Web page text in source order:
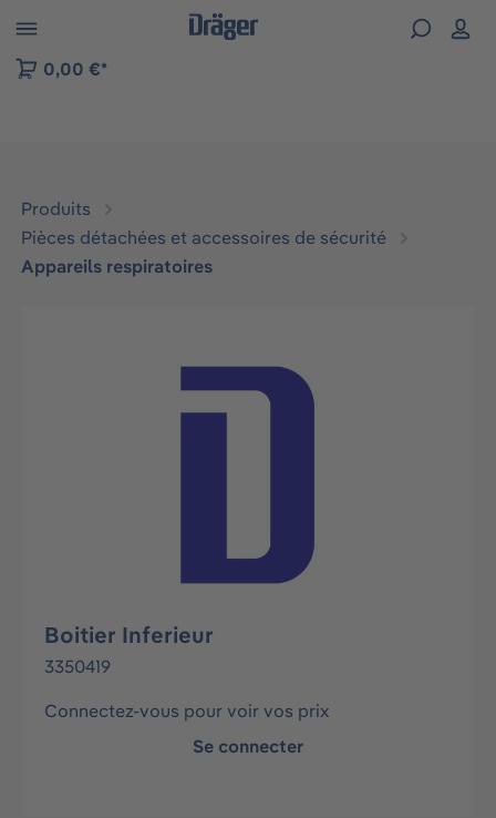
to B2B platform navigation
0,00 €*
Produits
Pièces détachées et accessoires de sécurité
Appareils respiratoires
Ignorer la galerie d'images
Boitier Inferieur
3350419
Connectez-vous pour voir vos prix
Se connecter